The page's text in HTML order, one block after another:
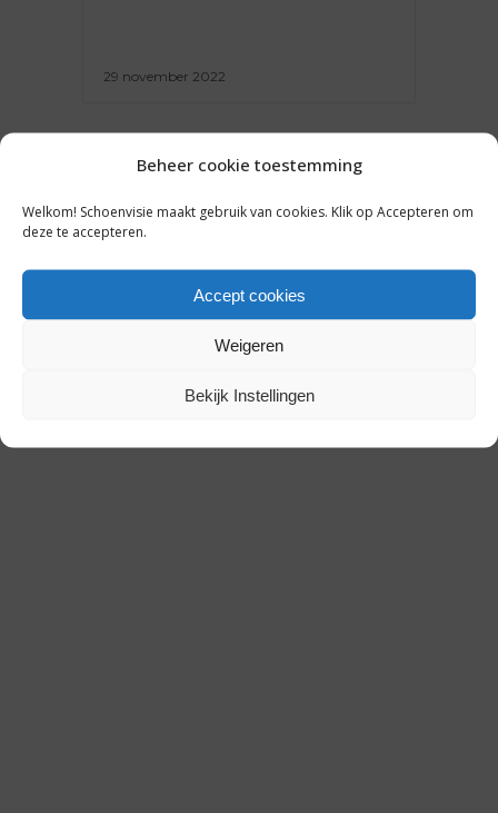
Beheer cookie toestemming
Welkom! Schoenvisie maakt gebruik van cookies. Klik op Accepteren om
deze te accepteren.
Accept cookies
Weigeren
Bekijk Instellingen
29 november 2022
ONDERNEMEN
FRIDAY: DEZE MERKEN DOEN
HET VOOR
18 november 2022